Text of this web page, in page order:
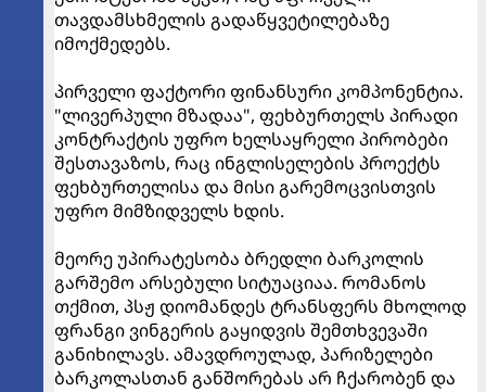
თავდამსხმელის გადაწყვეტილებაზე
იმოქმედებს.
პირველი ფაქტორი ფინანსური კომპონენტია.
"ლივერპული მზადაა", ფეხბურთელს პირადი
კონტრაქტის უფრო ხელსაყრელი პირობები
შესთავაზოს, რაც ინგლისელების პროექტს
ფეხბურთელისა და მისი გარემოცვისთვის
უფრო მიმზიდველს ხდის.
მეორე უპირატესობა ბრედლი ბარკოლის
გარშემო არსებული სიტუაციაა. რომანოს
თქმით, პსჟ დიომანდეს ტრანსფერს მხოლოდ
ფრანგი ვინგერის გაყიდვის შემთხვევაში
განიხილავს. ამავდროულად, პარიზელები
ბარკოლასთან განშორებას არ ჩქარობენ და